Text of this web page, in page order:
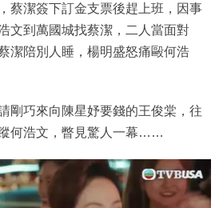
蔡潔簽下訂金支票後趕上班，因事
到萬國城找蔡潔，二人當面對
潔陪別人睡，楊明盛怒痛毆何浩
剛巧來向陳星妤要錢的王俊棠，往
何浩文，瞥見驚人一幕……